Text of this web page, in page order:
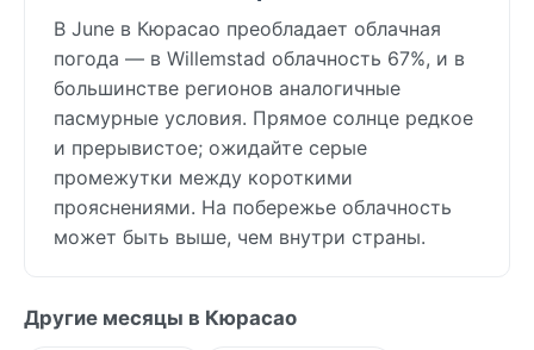
В June в Кюрасао преобладает облачная
погода — в Willemstad облачность 67%, и в
большинстве регионов аналогичные
пасмурные условия. Прямое солнце редкое
и прерывистое; ожидайте серые
промежутки между короткими
прояснениями. На побережье облачность
может быть выше, чем внутри страны.
Другие месяцы в Кюрасао